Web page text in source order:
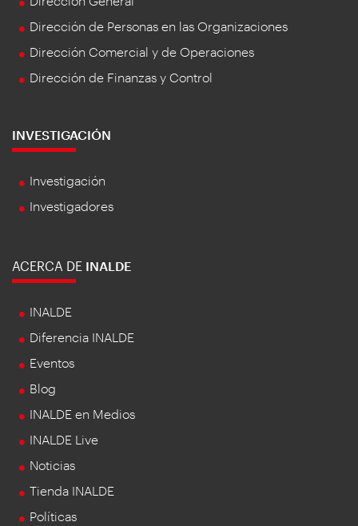
Dirección de Personas en las Organizaciones
Dirección Comercial y de Operaciones
Dirección de Finanzas y Control
INVESTIGACIÓN
Investigación
Investigadores
ACERCA DE INALDE
INALDE
Diferencia INALDE
Eventos
Blog
INALDE en Medios
INALDE Live
Noticias
Tienda INALDE
Políticas